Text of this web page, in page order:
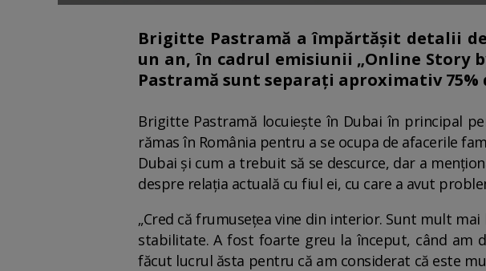
Brigitte Pastramă a împărtășit detalii
un an, în cadrul emisiunii „Online Story
Pastramă sunt separați aproximativ
Brigitte Pastramă locuiește în Dubai în principal
rămas în România pentru a se ocupa de afacerile
Dubai și cum a trebuit să se descurce, dar a
despre relația actuală cu fiul ei, cu care a avut
„Cred că frumusețea vine din interior. Sunt mult
stabilitate. A fost foarte greu la început, când am
făcut lucrul ăsta pentru că am considerat că este